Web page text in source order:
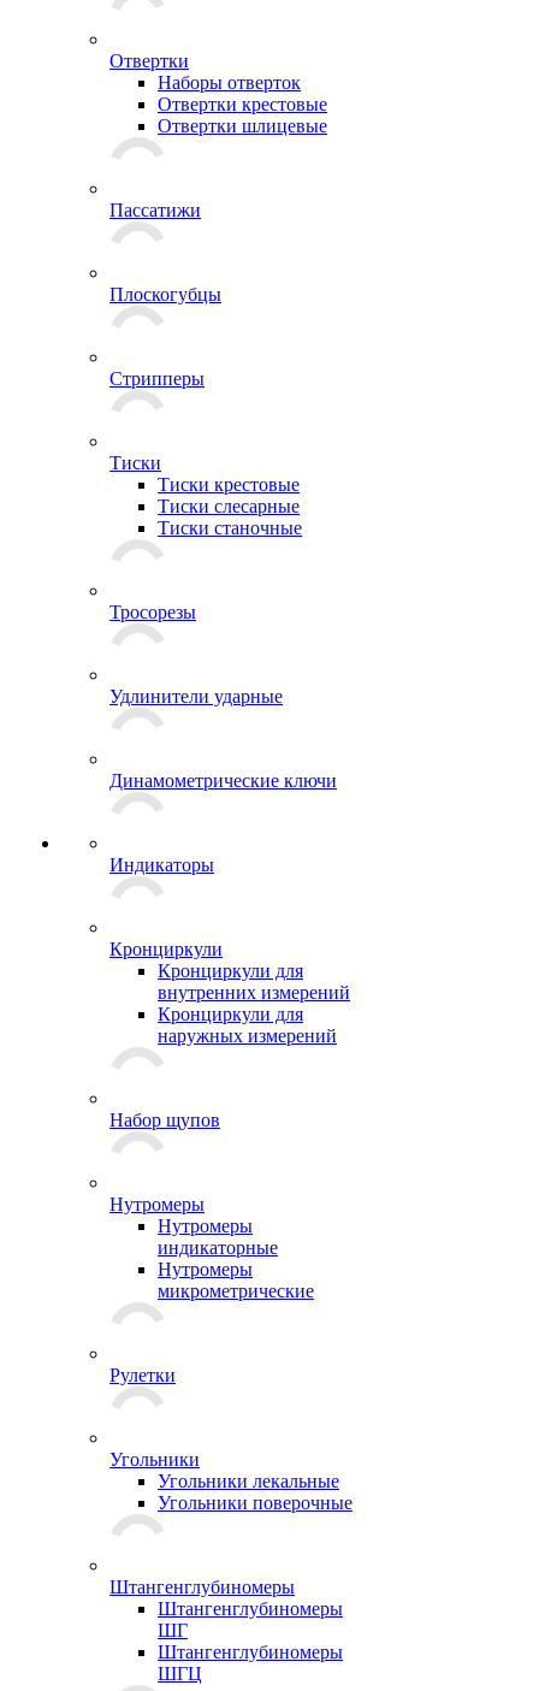
Отвертки
Наборы отверток
Отвертки крестовые
Отвертки шлицевые
Пассатижи
Плоскогубцы
Стрипперы
Тиски
Тиски крестовые
Тиски слесарные
Тиски станочные
Тросорезы
Удлинители ударные
Динамометрические ключи
Индикаторы
Кронциркули
Кронциркули для
внутренних измерений
Кронциркули для
наружных измерений
Набор щупов
Нутромеры
Нутромеры
индикаторные
Нутромеры
микрометрические
Рулетки
Угольники
Угольники лекальные
Угольники поверочные
Штангенглубиномеры
Штангенглубиномеры
ШГ
Штангенглубиномеры
ШГЦ